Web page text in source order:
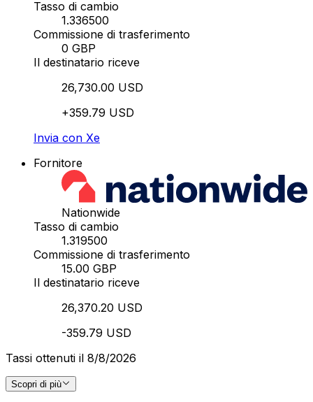
Tasso di cambio
1.336500
Commissione di trasferimento
0 GBP
Il destinatario riceve
26,730.00 USD
+359.79 USD
Invia con Xe
Fornitore
Nationwide
Tasso di cambio
1.319500
Commissione di trasferimento
15.00 GBP
Il destinatario riceve
26,370.20 USD
-359.79 USD
Tassi ottenuti il 8/8/2026
Scopri di più